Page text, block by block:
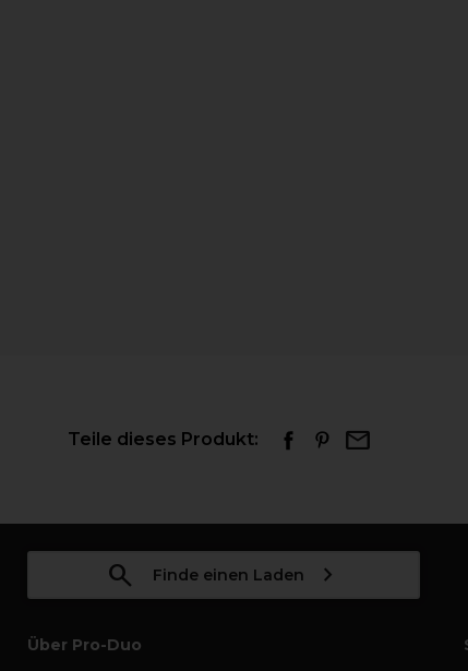
Teile dieses Produkt:
Finde einen Laden
Über Pro-Duo